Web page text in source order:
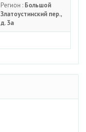
Регион : Большой
Златоустинский пер.,
д. 3а